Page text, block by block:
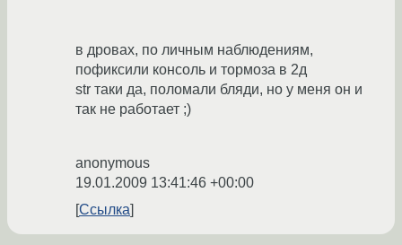
в дровах, по личным наблюдениям,
пофиксили консоль и тормоза в 2д
str таки да, поломали бляди, но у меня он и
так не работает ;)
anonymous
19.01.2009 13:41:46 +00:00
Ссылка